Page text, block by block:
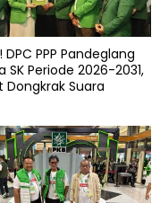
Pilkada
DPC PPP Pandeglang
SK Periode 2026-2031,
Dongkrak Suara